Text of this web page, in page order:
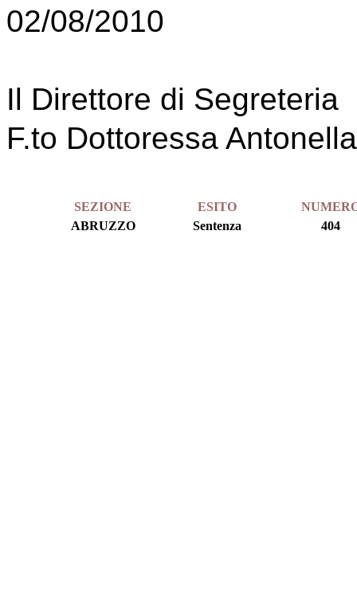
02/08/2010
Il Direttore di Segreteria
F.to Dottoressa
SEZIONE ESITO
ABRUZZO
Sentenza 404